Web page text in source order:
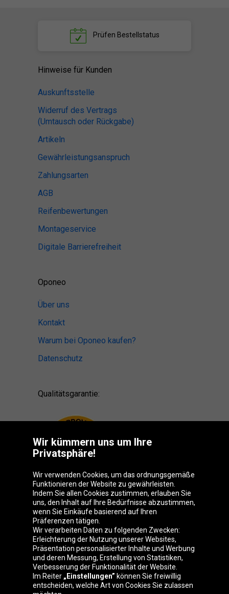
Prüfen Bestellstatus
Hinweise für Kunden
Auskunftsstelle
Widerruf des Vertrags
(Umtausch oder Rückgabe)
Artikeln
Gewährleistungsanspruch
Zahlungsarten
AGB
Reifenbewertungen
Montageservice
Digitale Barrierefreiheit
Oponeo
Über uns
Kontakt
Warum bei Oponeo kaufen?
Datenschutz
Qualitätsgarantie:
Oponeo-Gruppe
Belgique
Česká
republika
Deutschland Éire
Wir kümmern uns um Ihre
Privatsphäre!
Wir verwenden Cookies, um das ordnungsgemäße
Funktionieren der Website zu gewährleisten.
Indem Sie allen Cookies zustimmen, erlauben Sie
uns, den Inhalt auf Ihre Bedürfnisse abzustimmen,
wenn Sie Einkäufe basierend auf Ihren
Präferenzen tätigen.
Wir verarbeiten Daten zu folgenden Zwecken:
Erleichterung der Nutzung unserer Websites,
Präsentation personalisierter Inhalte und Werbung
und deren Messung, Erstellung von Statistiken,
Verbesserung der Funktionalität der Website.
Im Reiter „Einstellungen” können Sie freiwillig
entscheiden, welche Art von Cookies Sie zulassen